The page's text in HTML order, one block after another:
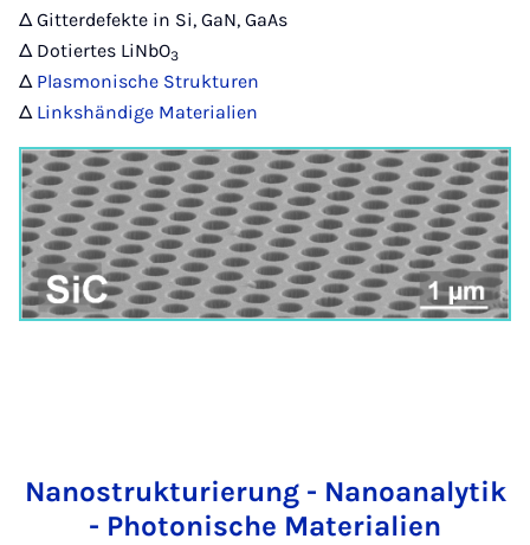
Δ Gitterdefekte in Si, GaN, GaAs
Δ Dotiertes LiNbO3
Δ Plasmonische Strukturen
Δ Linkshändige Materialien
Nanostrukturierung - Nanoanalytik
- Photonische Materialien